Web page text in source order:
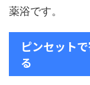
薬浴です。
ピンセット
る